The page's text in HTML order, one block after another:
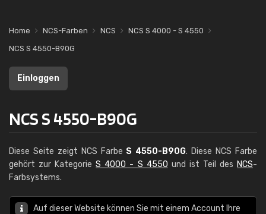
Home NCS-Farben NCS
NCS S 4000 - S 4550
NCS S 4550-B90G
Einloggen
NCS S 4550-B90G
Diese Seite zeigt NCS Farbe S 4550-B90G. Diese NCS Farbe
gehört zur KategorieS 4000 - S 4550 und ist Teil des NCS-
Farbsystems.
Auf dieser Website können Sie mit einem Account Ihre